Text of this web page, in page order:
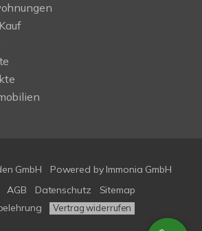
GmbH Powered by Immonia GmbH
AGB Datenschutz
Sitemap
Vertrag widerrufen